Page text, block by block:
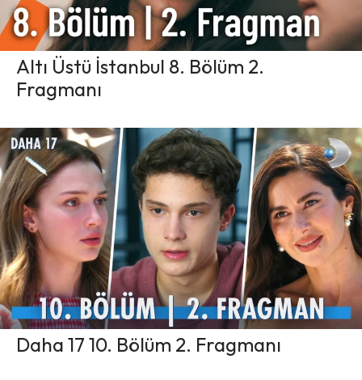
Altı Üstü İstanbul 8. Bölüm 2.
Fragmanı
Daha 17 10. Bölüm 2. Fragmanı